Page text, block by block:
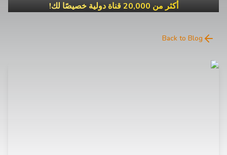
أكثر من 20,000 قناة دولية خصيصًا لك!
Back to Blog